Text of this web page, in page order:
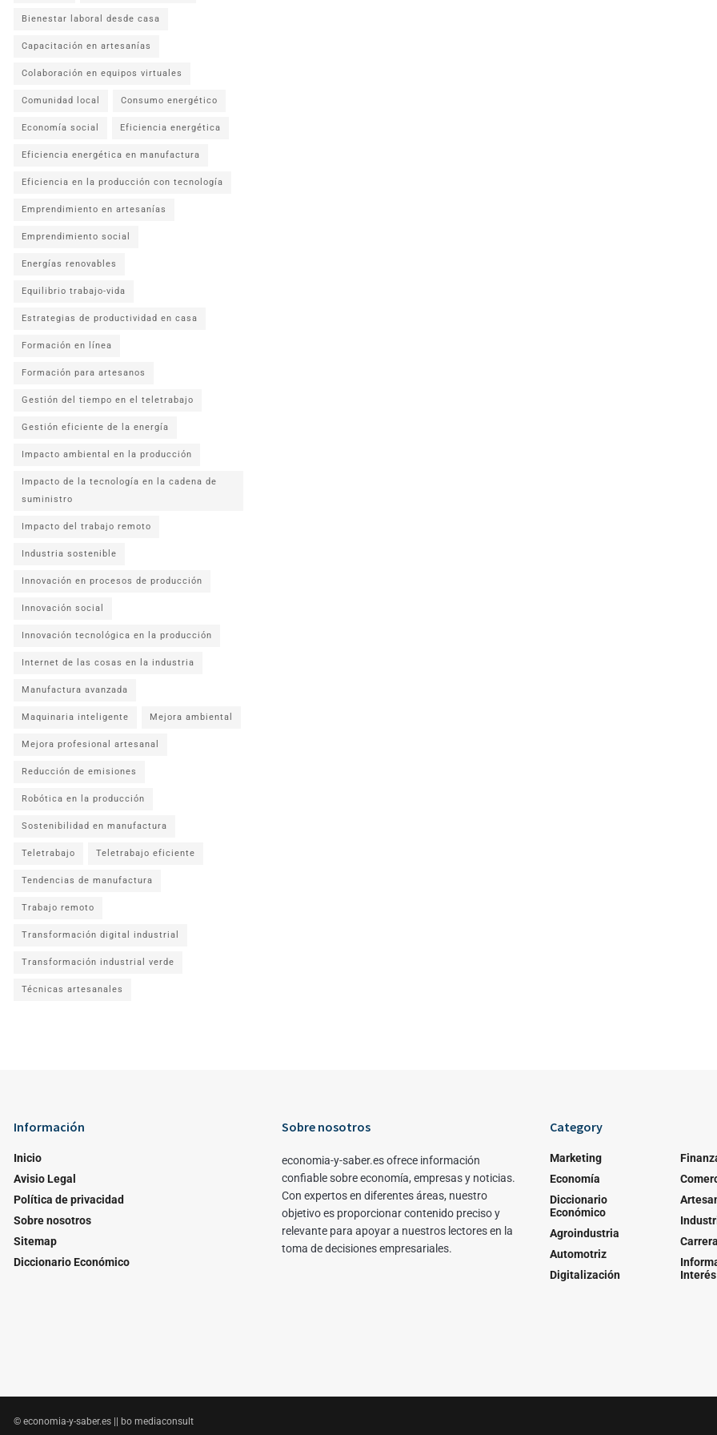
Bienestar laboral desde casa
Capacitación en artesanías
Colaboración en equipos virtuales
Comunidad local Consumo energético
Economía social Eficiencia energética
Eficiencia energética en manufactura
Eficiencia en la producción con tecnología
Emprendimiento en artesanías
Emprendimiento social
Energías renovables
Equilibrio trabajo-vida
Estrategias de productividad en casa
Formación en línea
Formación para artesanos
Gestión del tiempo en el teletrabajo
Gestión eficiente de la energía
Impacto ambiental en la producción
Impacto de la tecnología en la cadena de
suministro
Impacto del trabajo remoto
Industria sostenible
Innovación en procesos de producción
Innovación social
Innovación tecnológica en la producción
Internet de las cosas en la industria
Manufactura avanzada
Maquinaria inteligente Mejora ambiental
Mejora profesional artesanal
Reducción de emisiones
Robótica en la producción
Sostenibilidad en manufactura
Teletrabajo Teletrabajo eficiente
Tendencias de manufactura
Trabajo remoto
Transformación digital industrial
Transformación industrial verde
Técnicas artesanales
Información
Inicio
Avisio Legal
Política de privacidad
Sobre nosotros
Sitemap
Diccionario Económico
Sobre nosotros
economia-y-saber.es ofrece información
confiable sobre economía, empresas y noticias.
Con expertos en diferentes áreas, nuestro
objetivo es proporcionar contenido preciso y
relevante para apoyar a nuestros lectores en la
toma de decisiones empresariales.
Category
Marketing
Economía
Diccionario
Económico
Agroindustria
Automotriz
Digitalización
Interés
© economia-y-saber.es || bo mediaconsult